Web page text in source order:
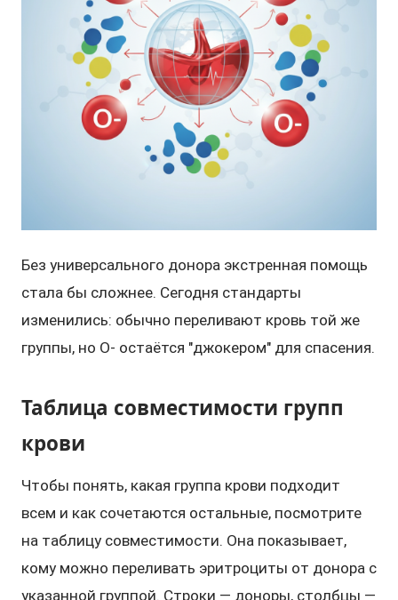
Без универсального донора экстренная помощь
стала бы сложнее. Сегодня стандарты
изменились: обычно переливают кровь той же
группы, но O- остаётся "джокером" для спасения.
Таблица совместимости групп
крови
Чтобы понять, какая группа крови подходит
всем и как сочетаются остальные, посмотрите
на таблицу совместимости. Она показывает,
кому можно переливать эритроциты от донора с
указанной группой. Строки — доноры, столбцы —